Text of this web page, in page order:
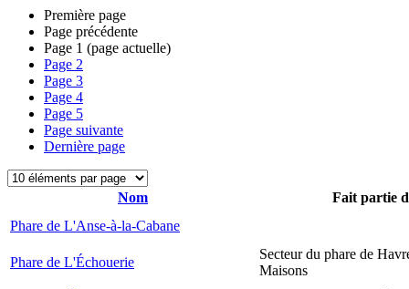
Première page
Page précédente
Page 1 (page actuelle)
Page 2
Page 3
Page 4
Page 5
Page suivante
Dernière page
Nom
Fait partie
Phare de L'Anse-à-la-Cabane
Phare de L'Échouerie
Secteur du phare de
Maisons